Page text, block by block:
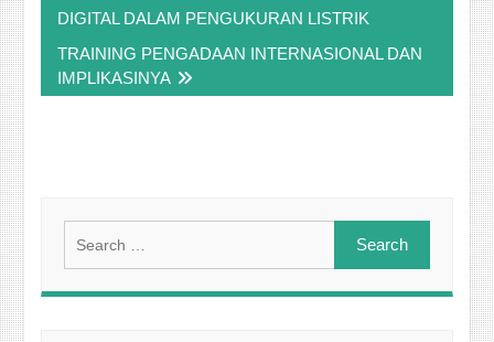
DIGITAL DALAM PENGUKURAN LISTRIK
TRAINING PENGADAAN INTERNASIONAL DAN
IMPLIKASINYA
for: